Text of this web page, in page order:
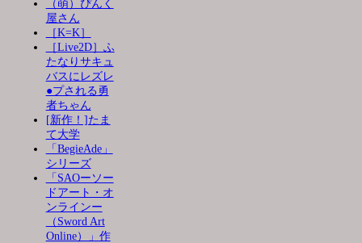
（萌）ぴんく
屋さん
［K=K］
［Live2D］ふ
たなりサキュ
バスにレズレ
●プされる勇
者ちゃん
[新作！]たま
て大学
「BegieAde」
シリーズ
「SAOーソー
ドアート・オ
ンラインー
（Sword Art
Online）」作